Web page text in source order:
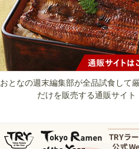
おとなの週末編集部が全品試食して
だけを販売する通販サイト